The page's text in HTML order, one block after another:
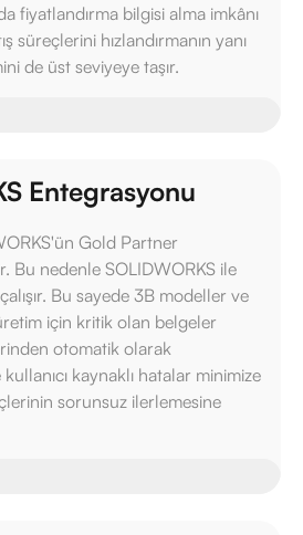
fiyatlandırma bilgisi alma imkânı
süreçlerini hızlandırmanın yanı
de üst seviyeye taşır.
Entegrasyonu
Gold Partner
Bu nedenle SOLIDWORKS ile
Bu sayede 3B modeller ve
için kritik olan belgeler
otomatik olarak
kaynaklı hatalar minimize
sorunsuz ilerlemesine